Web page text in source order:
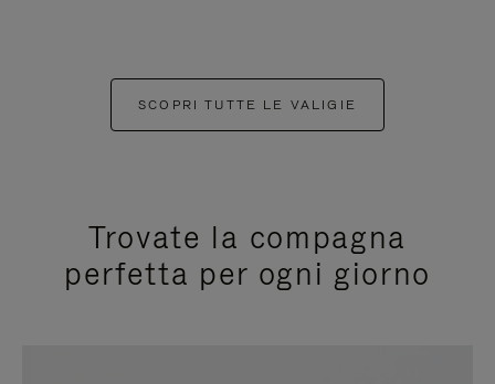
SCOPRI TUTTE LE VALIGIE
Trovate la compagna
perfetta per ogni giorno